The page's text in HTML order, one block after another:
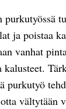
purkutyössä
ja poistaa
vanhat
purkutyö
vältytään